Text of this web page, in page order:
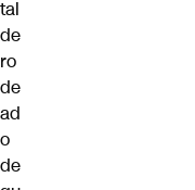
tal
de
ro
de
ad
o
de